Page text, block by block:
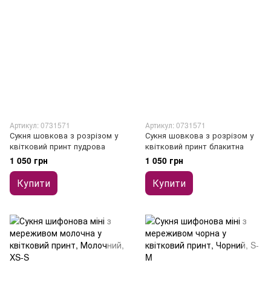
Артикул: 0731571
Сукня шовкова з розрізом у
квітковий принт пудрова
1 050 грн
Купити
Артикул: 0731571
Сукня шовкова з розрізом у
квітковий принт блакитна
1 050 грн
Купити